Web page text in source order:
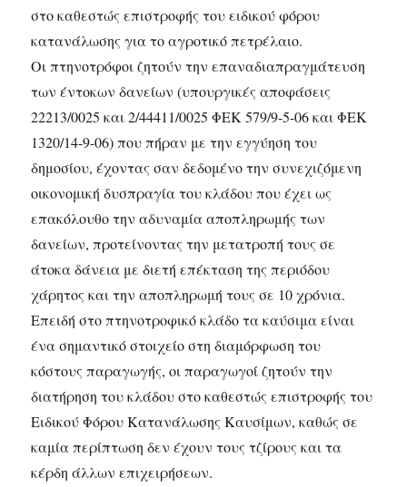
στο καθεστώς επιστροφής του ειδικού φόρου
κατανάλωσης για το αγροτικό πετρέλαιο.
Οι πτηνοτρόφοι ζητούν την επαναδιαπραγμάτευση
των έντοκων δανείων (υπουργικές αποφάσεις
22213/0025 και 2/44411/0025 ΦΕΚ 579/9-5-06 και ΦΕΚ
1320/14-9-06) που πήραν με την εγγύηση του
δημοσίου, έχοντας σαν δεδομένο την συνεχιζόμενη
οικονομική δυσπραγία του κλάδου που έχει ως
επακόλουθο την αδυναμία αποπληρωμής των
δανείων, προτείνοντας την μετατροπή τους σε
άτοκα δάνεια με διετή επέκταση της περιόδου
χάρητος και την αποπληρωμή τους σε 10 χρόνια.
Επειδή στο πτηνοτροφικό κλάδο τα καύσιμα είναι
ένα σημαντικό στοιχείο στη διαμόρφωση του
κόστους παραγωγής, οι παραγωγοί ζητούν την
διατήρηση του κλάδου στο καθεστώς επιστροφής του
Ειδικού Φόρου Κατανάλωσης Καυσίμων, καθώς σε
καμία περίπτωση δεν έχουν τους τζίρους και τα
κέρδη άλλων επιχειρήσεων.